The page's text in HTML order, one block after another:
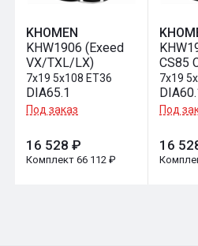
KHOMEN
KHW1906 (Exeed
VX/TXL/LX)
7x19 5x108 ET36
DIA65.1
Под заказ
16 528 ₽
Комплект 66 112 ₽
CS85
7x19
Под
16